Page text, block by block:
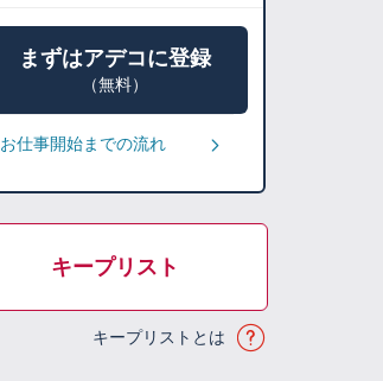
まずはアデコに登録
（無料）
お仕事開始までの流れ
キープリスト
キープリストとは